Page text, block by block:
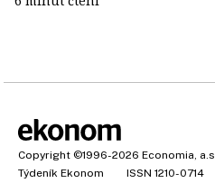
Copyright ©1996-2026 Economia, a.s.
Týdeník Ekonom
ISSN 1210-0714